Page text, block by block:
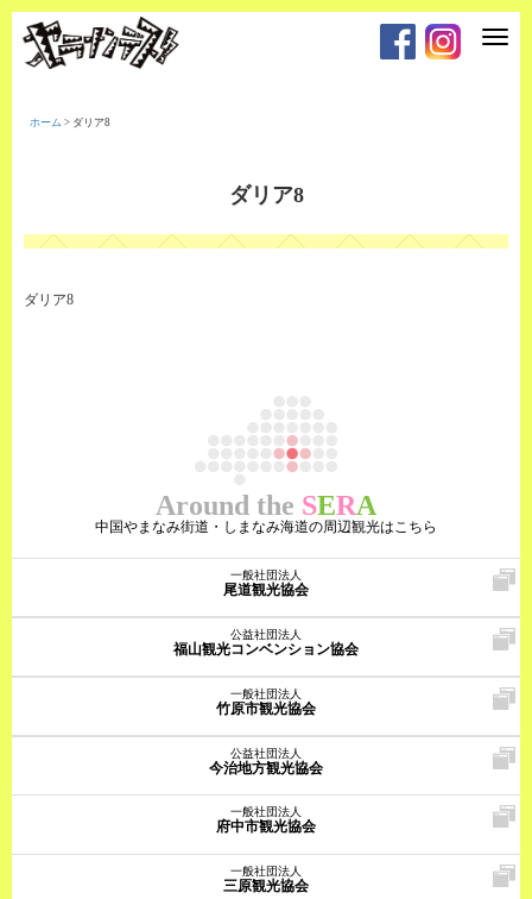
T
t
i
ホーム > ダリア8
ダリア8
ダリア8
Around the SERA
中国やまなみ街道・しまなみ海道の周辺観光はこちら
一般社団法人
尾道観光協会
公益社団法人
福山観光コンベンション協会
一般社団法人
竹原市観光協会
公益社団法人
今治地方観光協会
一般社団法人
府中市観光協会
一般社団法人
三原観光協会